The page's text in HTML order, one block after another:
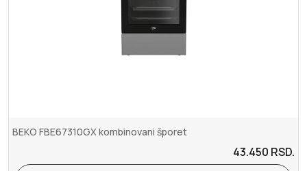
BEKO FBE67310GX kombinovani šporet
43.450 RSD.